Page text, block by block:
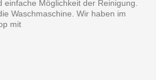
Möglichkeit der Reinigung.
Waschmaschine. Wir haben im
mit